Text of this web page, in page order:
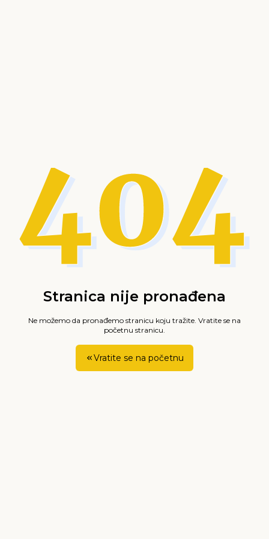
Stranica nije pronađena
Ne možemo da pronađemo stranicu koju tražite. Vratite se na
početnu stranicu.
Vratite se na početnu